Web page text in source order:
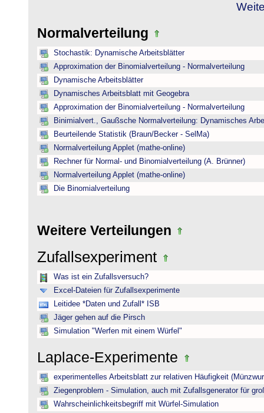
Normalverteilung
Stochastik: Dynamische Arbeitsblätter
Approximation der Binomialverteilung - Normalverteilung
Dynamische Arbeitsblätter
Dynamisches Arbeitsblatt mit Geogebra
Approximation der Binomialverteilung - Normalverteilung
Binimialvert., Gaußsche Normalverteilung: Dynamisches
Beurteilende Statistik (Braun/Becker - SelMa)
Normalverteilung Applet (mathe-online)
Rechner für Normal- und Binomialverteilung (A. Brünner)
Normalverteilung Applet (mathe-online)
Die Binomialverteilung
Weitere Verteilungen
Zufallsexperiment
Was ist ein Zufallsversuch?
Excel-Dateien für Zufallsexperimente
Leitidee *Daten und Zufall* ISB
Jäger gehen auf die Pirsch
Simulation "Werfen mit einem Würfel"
Laplace-Experimente
experimentelles Arbeitsblatt zur relativen Häufigkeit
Ziegenproblem - Simulation, auch mit Zufallsgenerator für
Wahrscheinlichkeitsbegriff mit Würfel-Simulation